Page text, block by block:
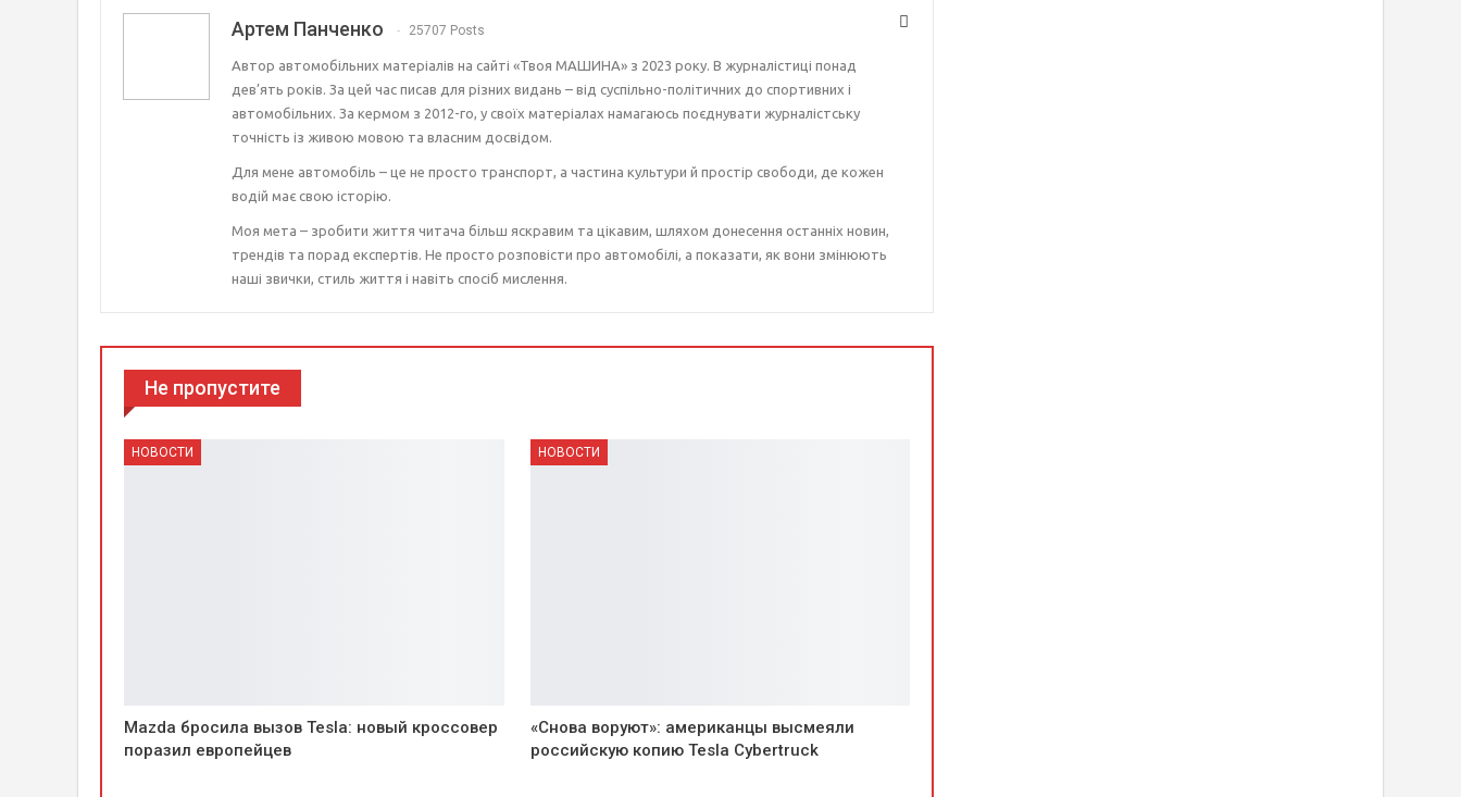
Артем Панченко 25707 Posts
Автор автомобільних матеріалів на сайті «Твоя МАШИНА» з 2023 року. В журналістиці понад
дев’ять років. За цей час писав для різних видань – від суспільно-політичних до спортивних і
автомобільних. За кермом з 2012-го, у своїх матеріалах намагаюсь поєднувати журналістську
точність із живою мовою та власним досвідом.
Для мене автомобіль – це не просто транспорт, а частина культури й простір свободи, де кожен
водій має свою історію.
Моя мета – зробити життя читача більш яскравим та цікавим, шляхом донесення останніх новин,
трендів та порад експертів. Не просто розповісти про автомобілі, а показати, як вони змінюють
наші звички, стиль життя і навіть спосіб мислення.
Не пропустите
НОВОСТИ
Mazda бросила вызов Tesla: новый кроссовер
поразил европейцев
НОВОСТИ
«Снова воруют»: американцы высмеяли
российскую копию Tesla Cybertruck